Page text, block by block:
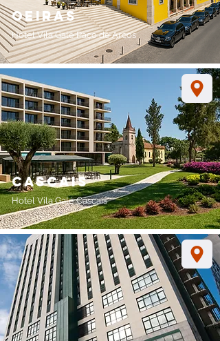
oeiras
Hotel Vila GaléPaço de Arcos
cascais
Hotel Vila Galé Cascais